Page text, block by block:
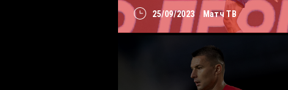
25/09/2023 Матч ТВ